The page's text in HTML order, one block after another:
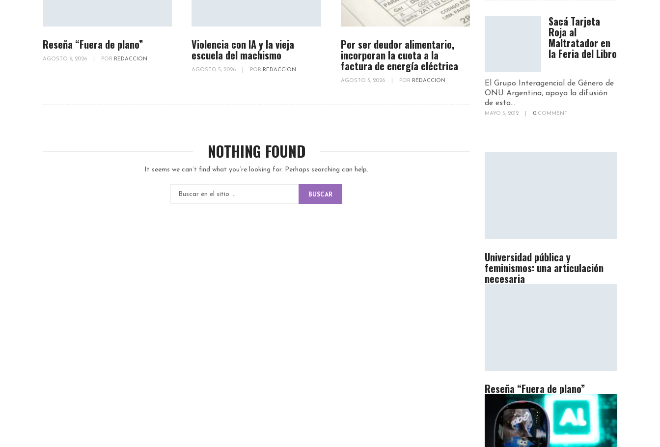
Reseña “Fuera de plano”
AGOSTO 6, 2026 POR REDACCION
Violencia con IA y la vieja
escuela del machismo
AGOSTO 5, 2026 POR REDACCION
Por ser deudor alimentario,
incorporan la cuota a la
factura de energía eléctrica
AGOSTO 3, 2026 POR REDACCION
NOTHING FOUND
It seems we can’t find what you’re looking for. Perhaps searching can help.
BUSCAR
Sacá Tarjeta
Roja al
Maltratador en
la Feria del Libro
El Grupo Interagencial de Género de
ONU Argentina, apoya la difusión
de esta...
MAYO 5, 2012 0 COMMENT
Universidad pública y
feminismos: una articulación
necesaria
Reseña “Fuera de plano”